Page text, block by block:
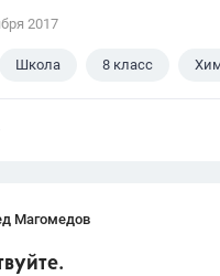
2017
Школа 8 класс
Магомедов